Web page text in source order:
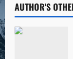
AUTHOR'S